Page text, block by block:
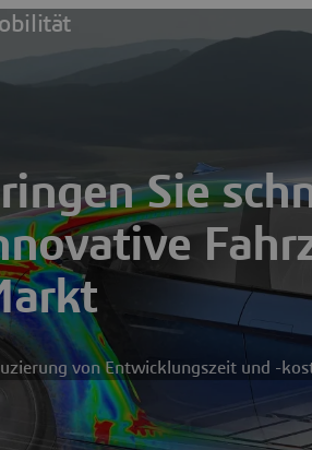
Sie
von Entwicklungszeit und -